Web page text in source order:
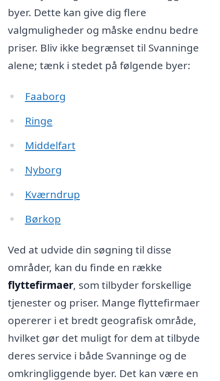
byer. Dette kan give dig flere
valgmuligheder og måske endnu bedre
priser. Bliv ikke begrænset til Svanninge
alene; tænk i stedet på følgende byer:
Faaborg
Ringe
Middelfart
Nyborg
Kværndrup
Børkop
Ved at udvide din søgning til disse
områder, kan du finde en række
flyttefirmaer, som tilbyder forskellige
tjenester og priser. Mange flyttefirmaer
opererer i et bredt geografisk område,
hvilket gør det muligt for dem at tilbyde
deres service i både Svanninge og de
omkringliggende byer. Det kan være en